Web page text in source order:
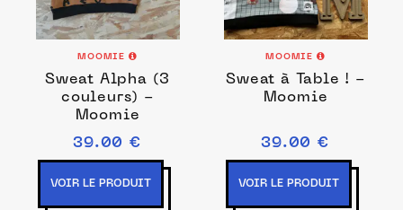
MOOMIE
Sweat Alpha (3
couleurs) -
Moomie
39.00 €
VOIR LE PRODUIT
MOOMIE
Sweat à Table ! -
Moomie
39.00 €
VOIR LE PRODUIT